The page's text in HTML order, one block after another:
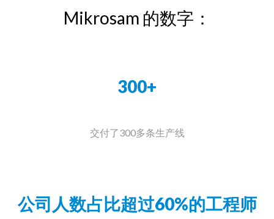
Mikrosam 的数字：
300+
交付了300多条生产线
公司人数占比超过60%的工程师